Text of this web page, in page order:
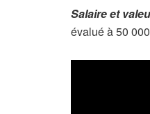
Salaire et
évalué à 50